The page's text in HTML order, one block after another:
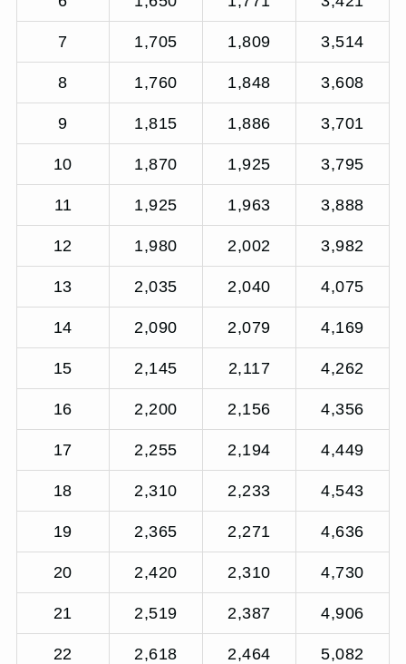
7 1,705 1,809 3,514
8 1,760 1,848 3,608
9 1,815 1,886 3,701
10 1,870 1,925 3,795
11 1,925 1,963 3,888
12 1,980 2,002 3,982
13 2,035 2,040 4,075
14 2,090 2,079 4,169
15 2,145 2,117 4,262
16 2,200 2,156 4,356
17 2,255 2,194 4,449
18 2,310 2,233 4,543
19 2,365 2,271 4,636
20 2,420 2,310 4,730
21 2,519 2,387 4,906
22 2,618 2,464 5,082